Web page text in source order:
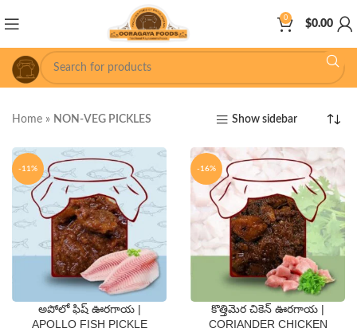
0
$0.00
Home » NON-VEG PICKLES Show sidebar
-11%
QTY
అపోలో ఫిష్ ఊరగాయ |
APOLLO FISH PICKLE
-16%
QTY
కొత్తిమెర చికెన్ ఊరగాయ |
CORIANDER CHICKEN